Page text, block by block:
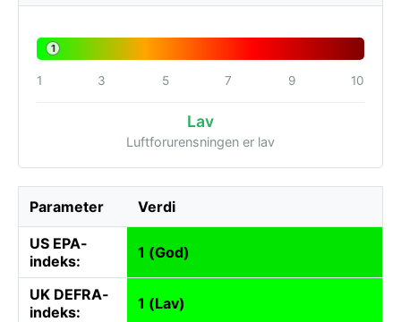
1
1 3 5 7 9 10
Lav
Luftforurensningen er lav
Parameter Verdi
US EPA-
indeks:
1 (God)
UK DEFRA-
indeks:
1 (Lav)